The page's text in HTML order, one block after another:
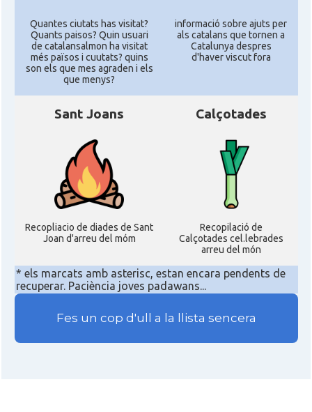
Quantes ciutats has visitat?
Quants paisos? Quin usuari
de catalansalmon ha visitat
més països i cuutats? quins
son els que mes agraden i els
que menys?
informació sobre ajuts per
als catalans que tornen a
Catalunya despres
d'haver viscut fora
Sant Joans
Recopliacio de diades de Sant
Joan d'arreu del móm
Calçotades
Recopilació de
Calçotades cel.lebrades
arreu del món
* els marcats amb asterisc, estan encara pendents de
recuperar. Paciència joves padawans...
Fes un cop d'ull a la llista sencera